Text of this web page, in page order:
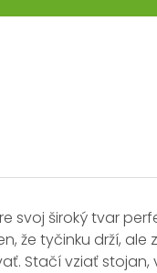
svoj široký tvar
že tyčinku drží,
Stačí vziať